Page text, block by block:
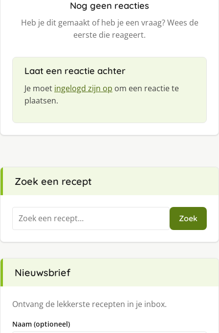
Nog geen reacties
Heb je dit gemaakt of heb je een vraag? Wees de
eerste die reageert.
Laat een reactie achter
Je moet ingelogd zijn op om een reactie te
plaatsen.
Zoek een recept
Zoeken
naar:
Zoek
Nieuwsbrief
Ontvang de lekkerste recepten in je inbox.
Naam (optioneel)